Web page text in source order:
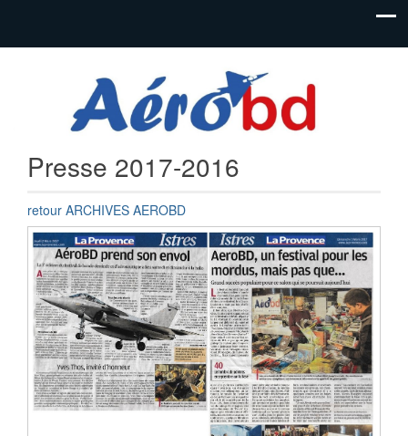
Festival
AéroBD
Istres
dessinées
aéronautiques
Presse 2017-2016
retour ARCHIVES AEROBD